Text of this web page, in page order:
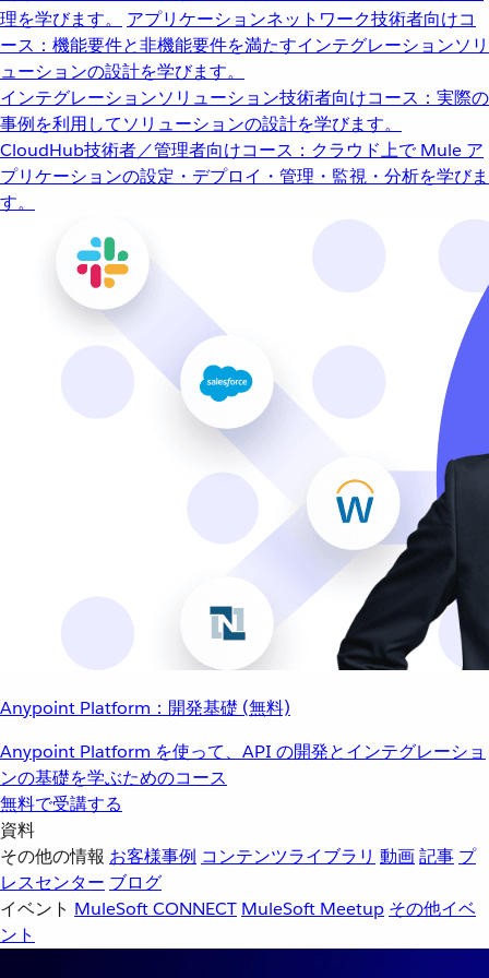
理を学びます。
アプリケーションネットワーク技術者向けコ
ース：機能要件と非機能要件を満たすインテグレーションソリ
ューションの設計を学びます。
インテグレーションソリューション技術者向けコース：実際の
事例を利用してソリューションの設計を学びます。
CloudHub技術者／管理者向けコース：クラウド上で Mule ア
プリケーションの設定・デプロイ・管理・監視・分析を学びま
す。
Anypoint Platform：開発基礎 (無料)
Anypoint Platform を使って、API の開発とインテグレーショ
ンの基礎を学ぶためのコース
無料で受講する
資料
その他の情報 お客様事例 コンテンツライブラリ 動画記事 プ
レスセンター ブログ
イベント MuleSoft CONNECT MuleSoft Meetup その他イベ
ント